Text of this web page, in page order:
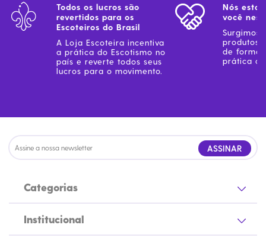
Todos os lucros são
revertidos para os
Escoteiros do Brasil
A Loja Escoteira incentiva
a prática do Escotismo no
país e reverte todos seus
lucros para o movimento.
Nós
você
Surgimos
produtos
de forma
prática
ASSINAR
Categorias
Institucional